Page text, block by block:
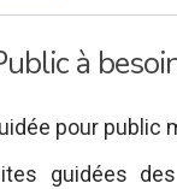
à
pour public
guidées